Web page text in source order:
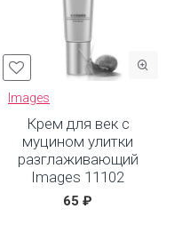
Images
Крем для век с
муцином улитки
разглаживающий
Images 11102
65 ₽